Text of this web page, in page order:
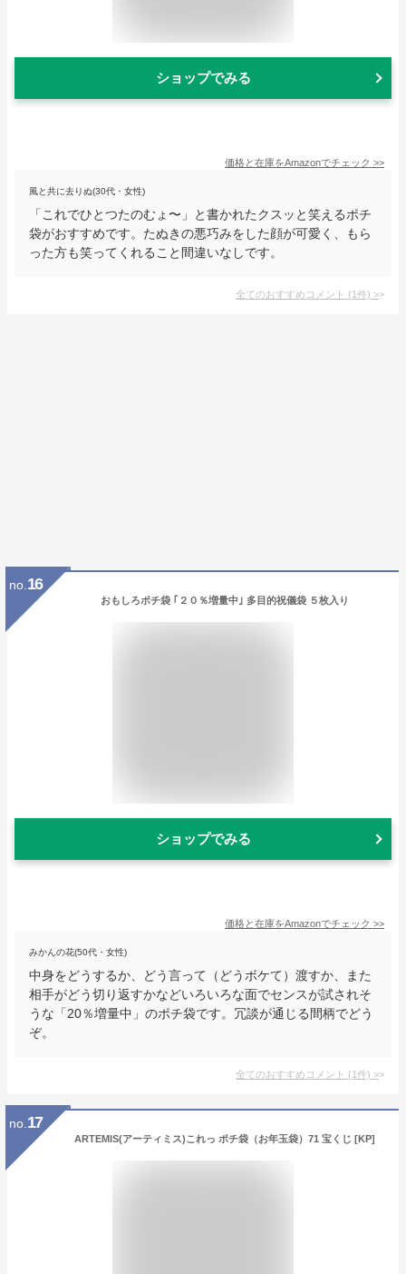
ショップでみる
価格と在庫をAmazonでチェック >>
風と共に去りぬ(30代・女性)
「これでひとつたのむょ〜」と書かれたクスッと笑えるポチ
袋がおすすめです。たぬきの悪巧みをした顔が可愛く、もら
った方も笑ってくれること間違いなしです。
全てのおすすめコメント (1件) >
no. 16
おもしろポチ袋 ｢２０％増量中｣ 多目的祝儀袋 ５枚入り
ショップでみる
価格と在庫をAmazonでチェック >>
みかんの花(50代・女性)
中身をどうするか、どう言って（どうボケて）渡すか、また
相手がどう切り返すかなどいろいろな面でセンスが試されそ
うな「20％増量中」のポチ袋です。冗談が通じる間柄でどう
ぞ。
全てのおすすめコメント (1件) >
no. 17
ARTEMIS(アーティミス)これっ ポチ袋（お年玉袋）71 宝くじ [KP]